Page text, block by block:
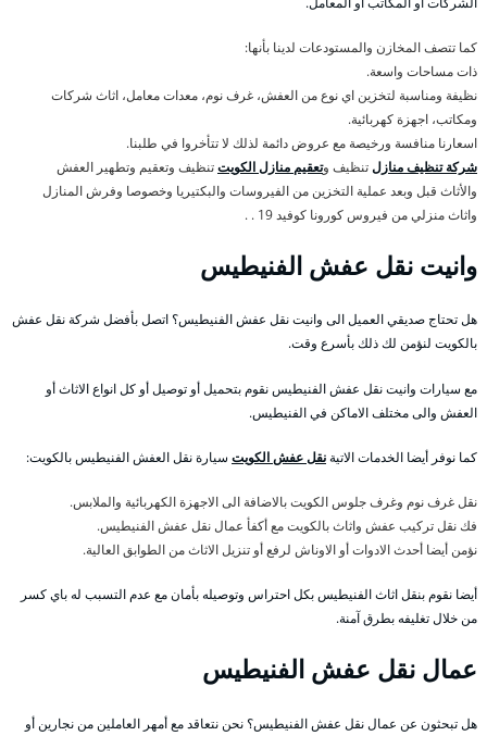
كما تتصف المخازن والمستودعات لدينا بأنها:
ذات مساحات واسعة.
نظيفة ومناسبة لتخزين اي نوع من العفش، غرف نوم، معدات معامل، اثاث شركات
ومكاتب، اجهزة كهربائية.
اسعارنا منافسة ورخيصة مع عروض دائمة لذلك لا تتأخروا في طلبنا.
شركة تنظيف منازلتنظيف وتعقيم منازل الكويتتنظيف وتعقيم وتطهير العفش
والأثاث قبل وبعد عملية التخزين من الفيروسات والبكتيريا وخصوصا وفرش المنازل
واثاث منزلي من فيروس كورونا كوفيد 19 . .
وانيت نقل عفش الفنيطيس
هل تحتاج صديقي العميل الى وانيت نقل عفش الفنيطيس؟ اتصل بأفضل شركة نقل عفش
بالكويت لنؤمن لك ذلك بأسرع وقت.
مع سيارات وانيت نقل عفش الفنيطيس نقوم بتحميل أو توصيل أو كل انواع الاثاث أو
العفش والى مختلف الاماكن في الفنيطيس.
كما نوفر أيضا الخدمات الاتيةنقل عفش الكويت سيارة نقل العفش الفنيطيس بالكويت:
نقل غرف نوم وغرف جلوس الكويت بالاضافة الى الاجهزة الكهربائية والملابس.
فك نقل تركيب عفش واثاث بالكويت مع أكفأ عمال نقل عفش الفنيطيس.
نؤمن أيضا أحدث الادوات أو الاوناش لرفع أو تنزيل الاثاث من الطوابق العالية.
أيضا نقوم بنقل اثاث الفنيطيس بكل احتراس وتوصيله بأمان مع عدم التسبب له باي كسر
من خلال تغليفه بطرق آمنة.
عمال نقل عفش الفنيطيس
هل تبحثون عن عمال نقل عفش الفنيطيس؟ نحن نتعاقد مع أمهر العاملين من نجارين أو